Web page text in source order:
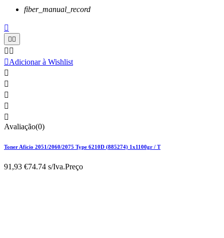
fiber_manual_record

 
 
Adicionar à Wishlist





Avaliação(0)
Toner Aficio 2051/2060/2075 Type 6210D (885274) 1x1100gr / T
91,93 €74.74 s/Iva.Preço